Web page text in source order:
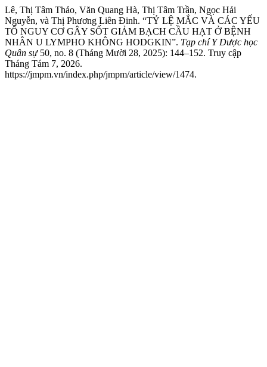
Lê, Thị Tâm Thảo, Văn Quang Hà, Thị Tâm Trần, Ngọc Hải
Nguyễn, và Thị Phương Liên Đinh. “TỶ LỆ MẮC VÀ CÁC YẾU
TỐ NGUY CƠ GÂY SỐT GIẢM BẠCH CẦU HẠT Ở BỆNH
NHÂN U LYMPHO KHÔNG HODGKIN”. Tạp chí Y Dược học
Quân sự50, no. 8 (Tháng Mười 28, 2025): 144–152. Truy cập
Tháng Tám 7, 2026.
https://jmpm.vn/index.php/jmpm/article/view/1474.